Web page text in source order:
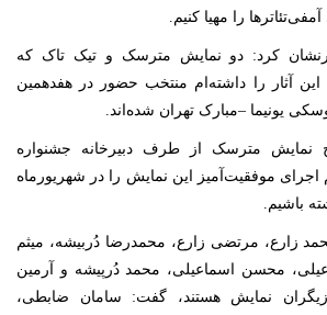
را مهیا کنیم.
کرد: دو نمایش مترسک و تیک تاک که
این آثار را داشته‌ام منتخب حضور در هفدهمین
یونیما –مبارک تهران شده‌اند.
نمایش مترسک از طرف دبیرخانه جشنواره
اجرای موفقیت‌آمیز این نمایش را در شهریورماه
باشیم.
زارع، مرتضی زارع، محمدرضا دُربیشه، میثم
محسن اسماعیلی، محمد دُرپیشه و آرمین
نمایش هستند، گفت: سامان ضابطی،